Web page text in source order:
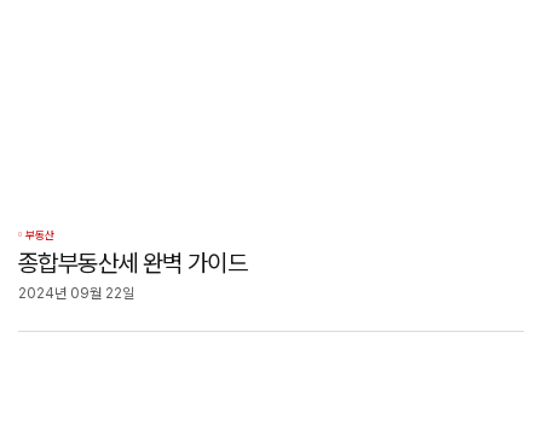
부동산
종합부동산세 완벽 가이드
2024년 09월 22일